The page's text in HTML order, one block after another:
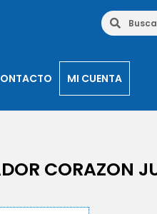
MI CUENTA
CORAZON